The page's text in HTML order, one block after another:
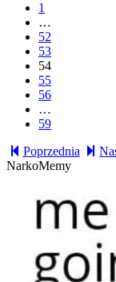
1
…
52
53
54
55
56
…
59
Poprzednia
NarkoMemy